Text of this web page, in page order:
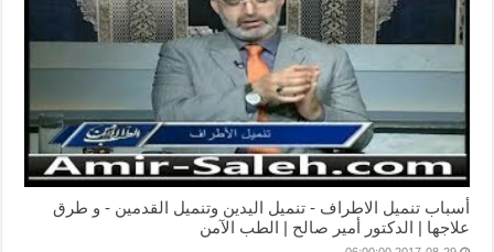
أسباب تنميل الاطراف - تنميل اليدين وتنميل القدمين - و طرق
علاجها | الدكتور أمير صالح | الطب الآمن